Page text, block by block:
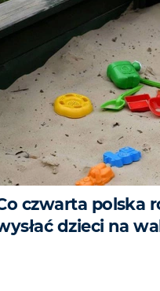
czwarta polska
dzieci na